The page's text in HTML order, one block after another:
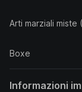
Arti marziali miste
Boxe
Informazioni